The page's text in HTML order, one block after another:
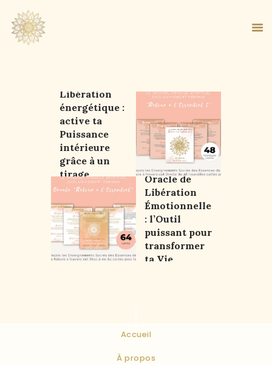
ACCUEIL
À PROPOS
MA MÉTHODE
BOUTIQUE
BLOG
PANIER
Libération
énergétique :
active ta
Puissance
intérieure
grâce à un
tirage
libérateur
Oracle de
Libération
Émotionnelle
: l’Outil
puissant pour
transformer
ta Vie
Accueil
À propos